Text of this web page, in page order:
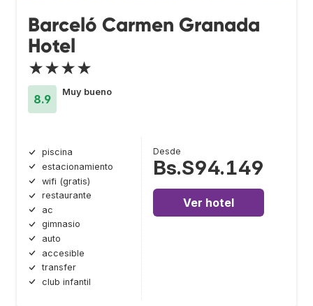
Barceló Carmen Granada
Hotel
★★★★
8.9
Muy bueno
piscina
estacionamiento
wifi (gratis)
restaurante
ac
gimnasio
auto
accesible
transfer
club infantil
Desde
Bs.S94.149
Ver hotel